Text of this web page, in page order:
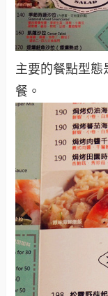
主要的餐點型態
餐。